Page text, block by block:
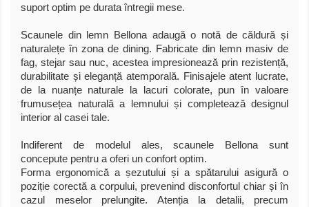
suport optim pe durata întregii mese.
Scaunele din lemn Bellona adaugă o notă de căldură și
naturalețe în zona de dining. Fabricate din lemn masiv de
fag, stejar sau nuc, acestea impresionează prin rezistență,
durabilitate și eleganță atemporală. Finisajele atent lucrate,
de la nuanțe naturale la lacuri colorate, pun în valoare
frumusețea naturală a lemnului și completează designul
interior al casei tale.
Indiferent de modelul ales, scaunele Bellona sunt
concepute pentru a oferi un confort optim.
Forma ergonomică a șezutului și a spătarului asigură o
poziție corectă a corpului, prevenind disconfortul chiar și în
cazul meselor prelungite. Atenția la detalii, precum